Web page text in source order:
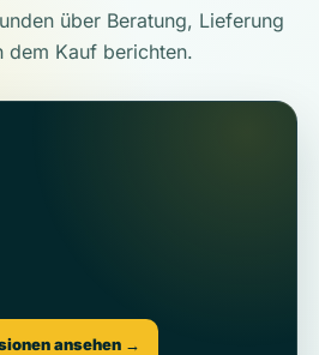
über Beratung, Lieferung
dem Kauf berichten.
ansehen →